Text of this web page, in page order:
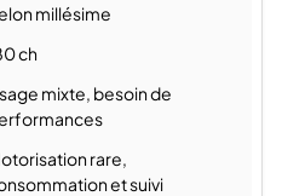
millésime
ch
mixte, besoin de
rare,
et suivi